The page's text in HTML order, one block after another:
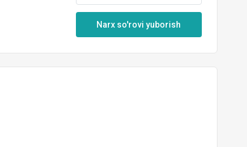
Narx so'rovi yuborish